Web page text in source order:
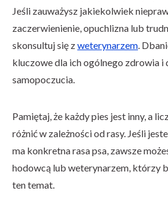
Jeśli zauważysz jakiekolwiek
zaczerwienienie, opuchlizna lub
skonsultuj się zweterynarzem .
kluczowe dla ich ogólnego zdrowia i
samopoczucia.
Pamiętaj, że każdy pies jest inny, a
różnić w zależności od rasy. Jeśli
ma konkretna rasa psa, zawsze
hodowcą lub weterynarzem, którzy
ten temat.